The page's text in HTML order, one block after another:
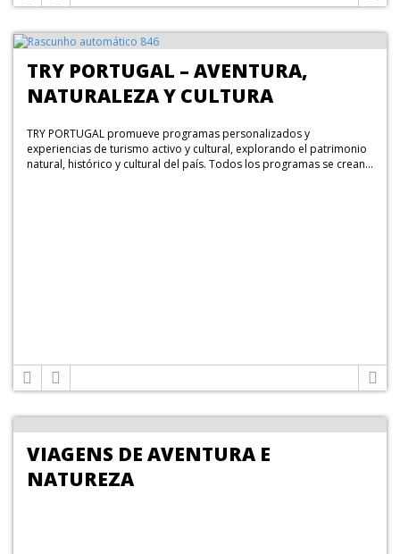
TRY PORTUGAL – AVENTURA,
NATURALEZA Y CULTURA
TRY PORTUGAL promueve programas personalizados y
experiencias de turismo activo y cultural, explorando el patrimonio
natural, histórico y cultural del país. Todos los programas se crean...
VIAGENS DE AVENTURA E
NATUREZA